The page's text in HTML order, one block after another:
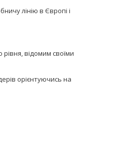
лінію в Європі і
відомим своїми
орієнтуючись на